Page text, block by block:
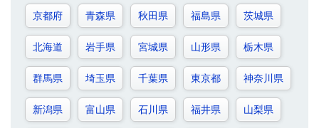
京都府 青森県 秋田県 福島県 茨城県
北海道 岩手県 宮城県 山形県 栃木県
群馬県 埼玉県 千葉県 東京都 神奈川県
新潟県 富山県 石川県 福井県 山梨県